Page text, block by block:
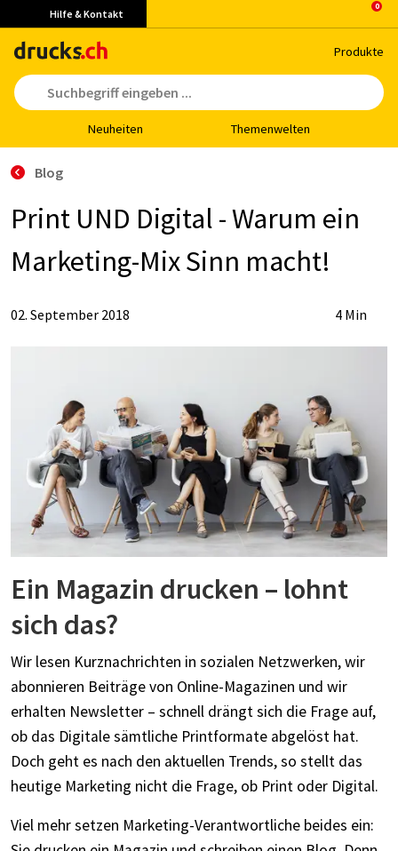
Hilfe & Kontakt
Pro­duk­te
Neu­hei­ten The­men­wel­ten
Blog
Print UND Di­gi­tal - War­um ein
Mar­ke­ting-Mix Sinn macht!
02. September 2018 4 Min
Ein Magazin drucken – lohnt
sich das?
Wir lesen Kurznachrichten in sozialen Netzwerken, wir
abonnieren Beiträge von Online-Magazinen und wir
erhalten Newsletter – schnell drängt sich die Frage auf,
ob das Digitale sämtliche Printformate abgelöst hat.
Doch geht es nach den aktuellen Trends, so stellt das
heutige Marketing nicht die Frage, ob Print oder Digital.
Viel mehr setzen Marketing-Verantwortliche beides ein: